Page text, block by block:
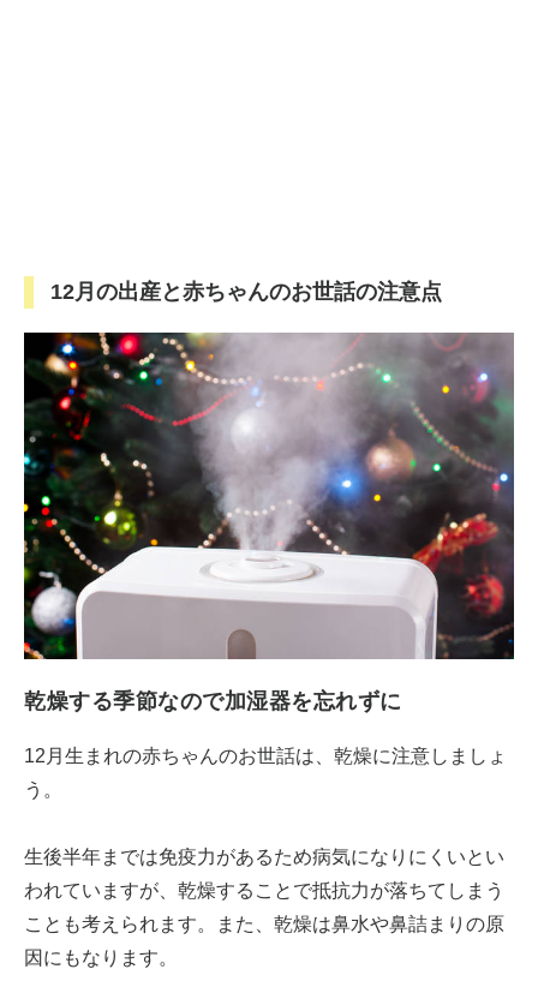
12月の出産と赤ちゃんのお世話の注意点
乾燥する季節なので加湿器を忘れずに
12月生まれの赤ちゃんのお世話は、乾燥に注意しましょ
う。
生後半年までは免疫力があるため病気になりにくいとい
われていますが、乾燥することで抵抗力が落ちてしまう
ことも考えられます。また、乾燥は鼻水や鼻詰まりの原
因にもなります。